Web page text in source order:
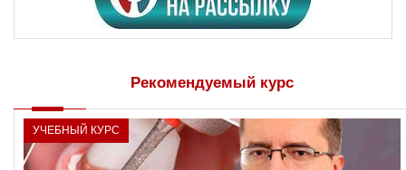
Рекомендуемый курс
УЧЕБНЫЙ КУРС